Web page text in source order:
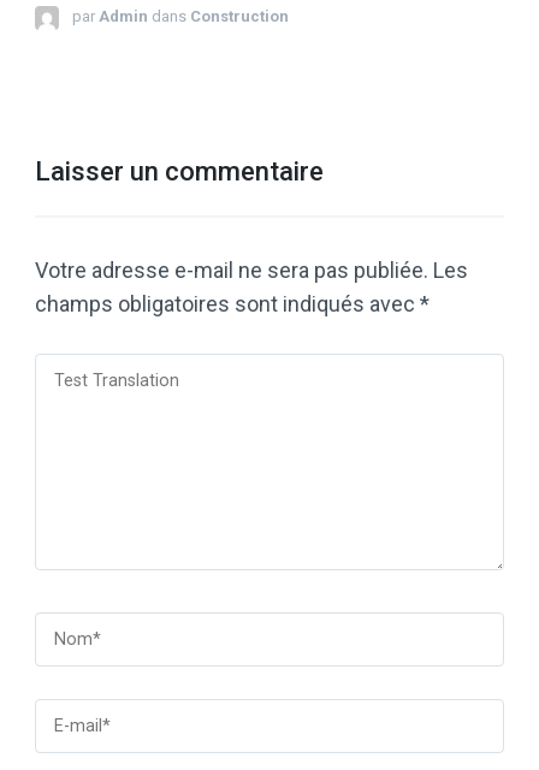
par Admin dans Construction
Laisser un commentaire
Votre adresse e-mail ne sera pas publiée. Les
champs obligatoires sont indiqués avec *